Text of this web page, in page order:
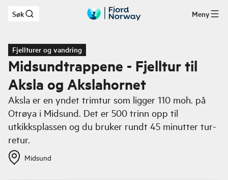
Hopp til hovedinnhold
Søk Meny
Fjellturer og vandring
Midsundtrappene - Fjelltur til
Aksla og Akslahornet
Aksla er en yndet trimtur som ligger 110 moh. på
Otrøya i Midsund. Det er 500 trinn opp til
utkikksplassen og du bruker rundt 45 minutter tur-
retur.
Midsund